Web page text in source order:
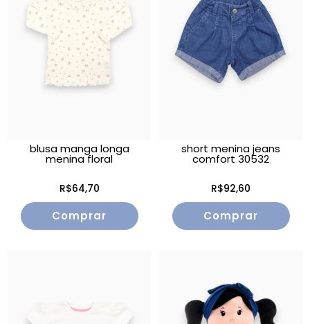
blusa manga longa
menina floral
R$64,70
Comprar
short menina jeans
comfort 30532
R$92,60
Comprar